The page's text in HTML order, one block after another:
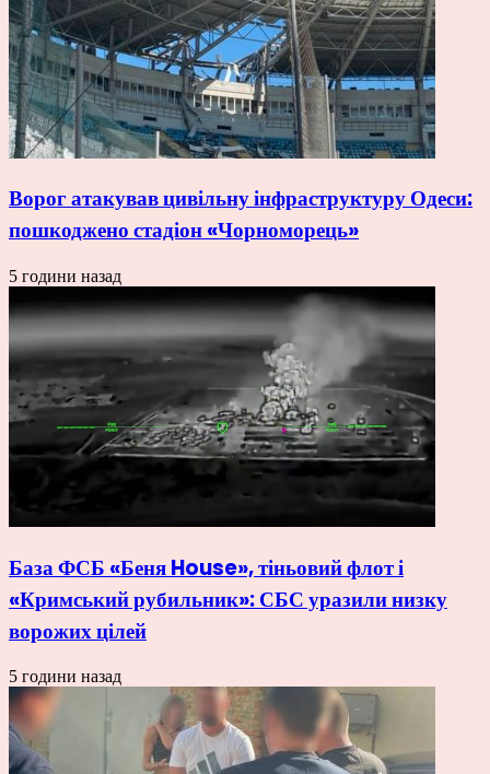
Ворог атакував цивільну інфраструктуру Одеси:
пошкоджено стадіон «Чорноморець»
5 години назад
База ФСБ «Беня House», тіньовий флот і
«Кримський рубильник»: СБС уразили низку
ворожих цілей
5 години назад